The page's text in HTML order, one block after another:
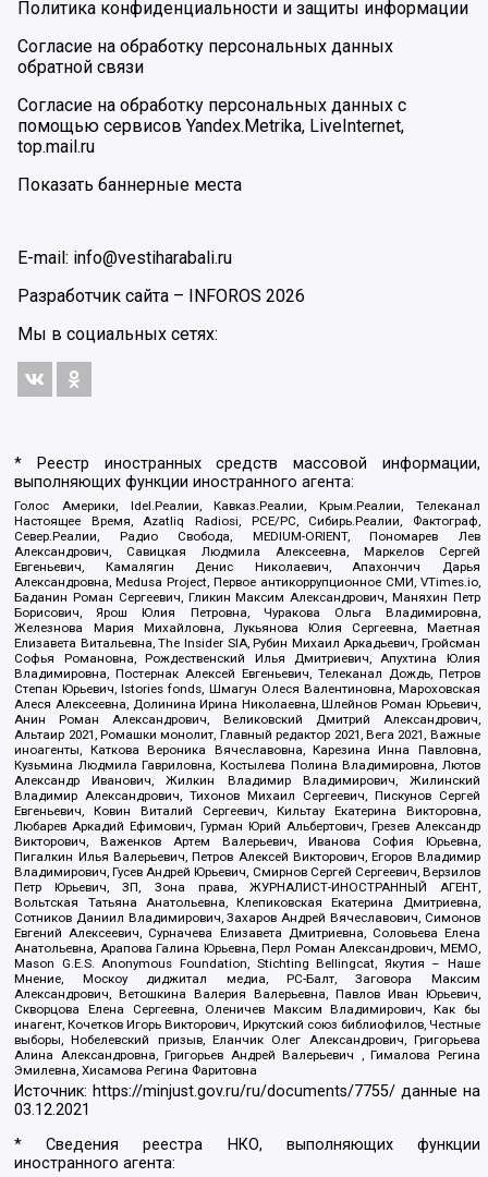
Политика конфиденциальности и защиты информации
Согласие на обработку персональных данных
обратной связи
Согласие на обработку персональных данных с
помощью сервисов Yandex.Metrika, LiveInternet,
top.mail.ru
Показать баннерные места
E-mail: info@vestiharabali.ru
Разработчик сайта – INFOROS 2026
Мы в социальных сетях:
* Реестр иностранных средств массовой информации,
выполняющих функции иностранного агента:
Голос Америки, Idel.Реалии, Кавказ.Реалии, Крым.Реалии, Телеканал
Настоящее Время, Azatliq Radiosi, PCE/PC, Сибирь.Реалии, Фактограф,
Север.Реалии, Радио Свобода, MEDIUM-ORIENT, Пономарев Лев
Александрович, Савицкая Людмила Алексеевна, Маркелов Сергей
Евгеньевич, Камалягин Денис Николаевич, Апахончич Дарья
Александровна, Medusa Project, Первое антикоррупционное СМИ, VTimes.io,
Баданин Роман Сергеевич, Гликин Максим Александрович, Маняхин Петр
Борисович, Ярош Юлия Петровна, Чуракова Ольга Владимировна,
Железнова Мария Михайловна, Лукьянова Юлия Сергеевна, Маетная
Елизавета Витальевна, The Insider SIA, Рубин Михаил Аркадьевич, Гройсман
Софья Романовна, Рождественский Илья Дмитриевич, Апухтина Юлия
Владимировна, Постернак Алексей Евгеньевич, Телеканал Дождь, Петров
Степан Юрьевич, Istories fonds, Шмагун Олеся Валентиновна, Мароховская
Алеся Алексеевна, Долинина Ирина Николаевна, Шлейнов Роман Юрьевич,
Анин Роман Александрович, Великовский Дмитрий Александрович,
Альтаир 2021, Ромашки монолит, Главный редактор 2021, Вега 2021, Важные
иноагенты, Каткова Вероника Вячеславовна, Карезина Инна Павловна,
Кузьмина Людмила Гавриловна, Костылева Полина Владимировна, Лютов
Александр Иванович, Жилкин Владимир Владимирович, Жилинский
Владимир Александрович, Тихонов Михаил Сергеевич, Пискунов Сергей
Евгеньевич, Ковин Виталий Сергеевич, Кильтау Екатерина Викторовна,
Любарев Аркадий Ефимович, Гурман Юрий Альбертович, Грезев Александр
Викторович, Важенков Артем Валерьевич, Иванова София Юрьевна,
Пигалкин Илья Валерьевич, Петров Алексей Викторович, Егоров Владимир
Владимирович, Гусев Андрей Юрьевич, Смирнов Сергей Сергеевич, Верзилов
Петр Юрьевич, ЗП, Зона права, ЖУРНАЛИСТ-ИНОСТРАННЫЙ АГЕНТ,
Вольтская Татьяна Анатольевна, Клепиковская Екатерина Дмитриевна,
Сотников Даниил Владимирович, Захаров Андрей Вячеславович, Симонов
Евгений Алексеевич, Сурначева Елизавета Дмитриевна, Соловьева Елена
Анатольевна, Арапова Галина Юрьевна, Перл Роман Александрович, МЕМО,
Mason G.E.S. Anonymous Foundation, Stichting Bellingcat, Якутия – Наше
Мнение, Москоу диджитал медиа, РС-Балт, Заговора Максим
Александрович, Ветошкина Валерия Валерьевна, Павлов Иван Юрьевич,
Скворцова Елена Сергеевна, Оленичев Максим Владимирович, Как бы
инагент, Кочетков Игорь Викторович, Иркутский союз библиофилов, Честные
выборы, Нобелевский призыв, Еланчик Олег Александрович, Григорьева
Алина Александровна, Григорьев Андрей Валерьевич , Гималова Регина
Эмилевна, Хисамова Регина Фаритовна
Источник: https://minjust.gov.ru/ru/documents/7755/ данные на
03.12.2021
* Сведения реестра НКО, выполняющих функции
иностранного агента: